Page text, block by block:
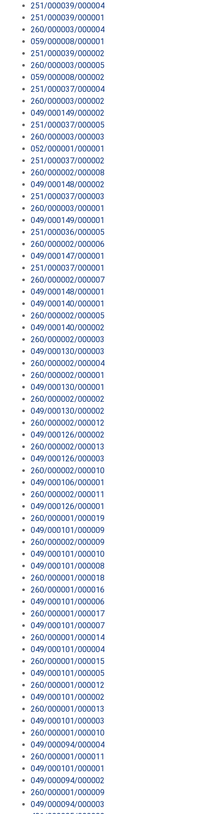
251/000039/000004
251/000039/000001
260/000003/000004
059/000008/000001
251/000039/000002
260/000003/000005
059/000008/000002
251/000037/000004
260/000003/000002
049/000149/000002
251/000037/000005
260/000003/000003
052/000001/000001
251/000037/000002
260/000002/000008
049/000148/000002
251/000037/000003
260/000003/000001
049/000149/000001
251/000036/000005
260/000002/000006
049/000147/000001
251/000037/000001
260/000002/000007
049/000148/000001
049/000140/000001
260/000002/000005
049/000140/000002
260/000002/000003
049/000130/000003
260/000002/000004
260/000002/000001
049/000130/000001
260/000002/000002
049/000130/000002
260/000002/000012
049/000126/000002
260/000002/000013
049/000126/000003
260/000002/000010
049/000106/000001
260/000002/000011
049/000126/000001
260/000001/000019
049/000101/000009
260/000002/000009
049/000101/000010
049/000101/000008
260/000001/000018
260/000001/000016
049/000101/000006
260/000001/000017
049/000101/000007
260/000001/000014
049/000101/000004
260/000001/000015
049/000101/000005
260/000001/000012
049/000101/000002
260/000001/000013
049/000101/000003
260/000001/000010
049/000094/000004
260/000001/000011
049/000101/000001
049/000094/000002
260/000001/000009
049/000094/000003